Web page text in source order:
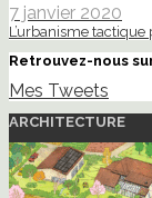
7 janvier 2020
L’urbanisme
Retrouvez-nous
Mes Tweets
ARCHITECTURE